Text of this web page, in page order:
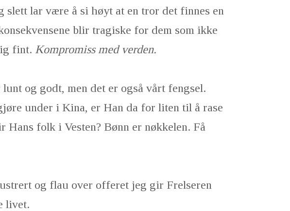
slett lar være å si høyt at en tror det finnes en
blir tragiske for dem som ikke
fint. Kompromiss med verden.
og godt, men det er også vårt fengsel.
under i Kina, er Han da for liten til å rase
Hans folk i Vesten? Bønn er nøkkelen. Få
og flau over offeret jeg gir Frelseren
livet.